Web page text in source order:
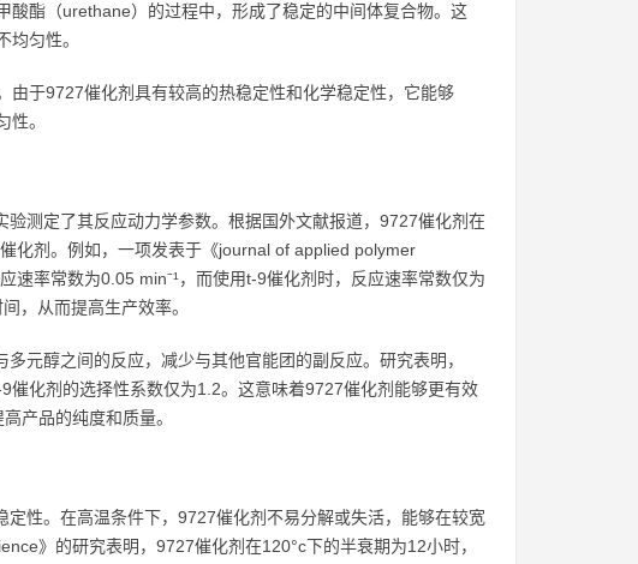
酸酯（urethane）的过程中，形成了稳定的中间体复合物。这
匀性。
由于9727催化剂具有较高的热稳定性和化学稳定性，它能够
。
测定了其反应动力学参数。根据国外文献报道，9727催化剂在
化剂。例如，一项发表于《journal of applied polymer
率常数为0.05 min⁻¹，而使用t-9催化剂时，反应速率常数仅为
，从而提高生产效率。
元醇之间的反应，减少与其他官能团的副反应。研究表明，
化剂的选择性系数仅为1.2。这意味着9727催化剂能够更有效
产品的纯度和质量。
性。在高温条件下，9727催化剂不易分解或失活，能够在较宽
》的研究表明，9727催化剂在120°c下的半衰期为12小时，